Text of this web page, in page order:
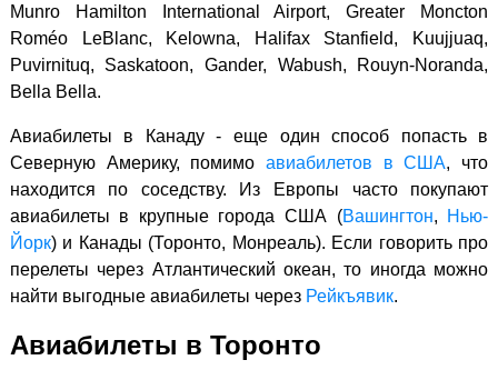
Munro Hamilton International Airport, Greater Moncton
Roméo LeBlanc, Kelowna, Halifax Stanfield, Kuujjuaq,
Puvirnituq, Saskatoon, Gander, Wabush, Rouyn-Noranda,
Bella Bella.
Авиабилеты в Канаду - еще один способ попасть в
Северную Америку, помимо авиабилетов в США, что
находится по соседству. Из Европы часто покупают
авиабилеты в крупные города США (Вашингтон,
Нью-
Йорк) и Канады (Торонто, Монреаль). Если говорить про
перелеты через Атлантический океан, то иногда можно
найти выгодные авиабилеты через Рейкъявик.
Авиабилеты в Торонто